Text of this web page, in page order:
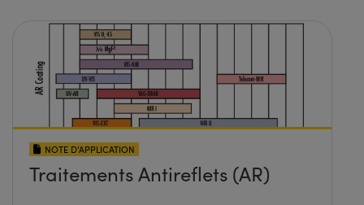
NOTE D’APPLICATION
Traitements Antireflets (AR)